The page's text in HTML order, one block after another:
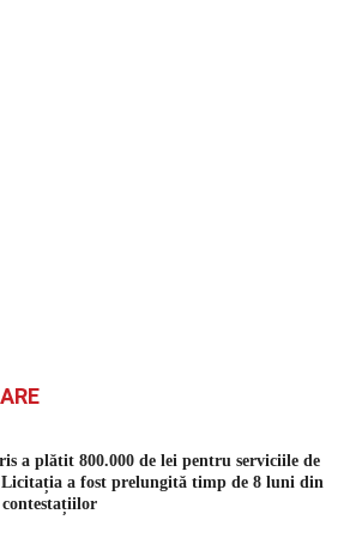
a plătit 800.000 de lei pentru serviciile de
Licitația a fost prelungită timp de 8 luni din
contestațiilor